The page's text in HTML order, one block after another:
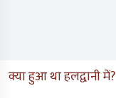
क्या हुआ था हलद्वानी में?